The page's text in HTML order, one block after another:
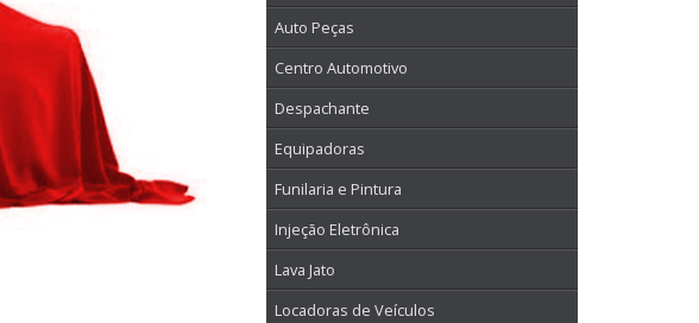
Auto Peças
Centro Automotivo
Despachante
Equipadoras
Funilaria e Pintura
Injeção Eletrônica
Lava Jato
Locadoras de Veículos